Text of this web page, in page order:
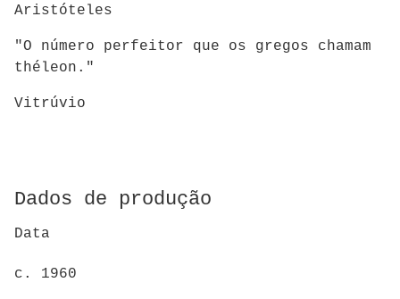
Aristóteles
"O número perfeitor que os gregos chamam
théleon."
Vitrúvio
Dados de produção
Data
c. 1960